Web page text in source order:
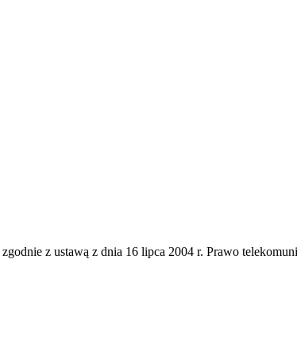
z ustawą z dnia 16 lipca 2004 r. Prawo